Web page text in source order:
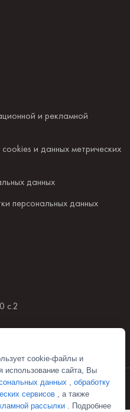
и рекламной
и данных метрических
данных
персональных данных
с.2
1922
cookie-файлы и
использование сайта, Вы
данных , обработку
сервисов , а также
рассылки . Подробнее